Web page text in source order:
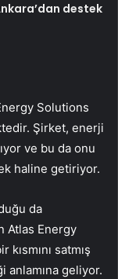
destek
Solutions
Şirket, enerji
ve bu da onu
haline getiriyor.
da
Atlas Energy
satmış
anlamına geliyor.